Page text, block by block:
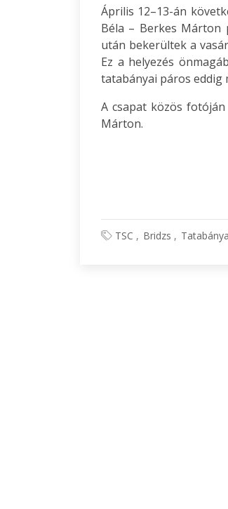
Április 12–13-án
Béla – Berkes Márton
után bekerültek a
Ez a helyezés
tatabányai páros eddig
A csapat közös
Márton.
TSC Bridzs